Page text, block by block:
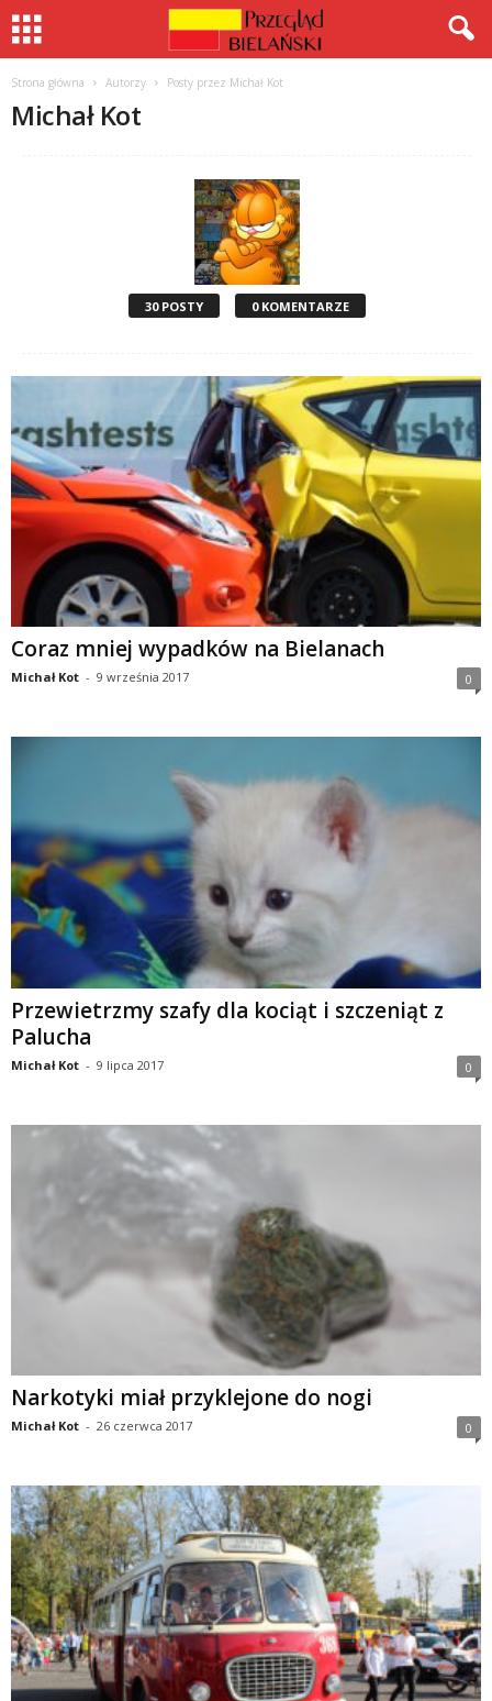
Strona główna Autorzy Posty przez Michał Kot
Michał Kot
30 POSTY 0 KOMENTARZE
Coraz mniej wypadków na Bielanach
Michał Kot - 9 września 2017 0
Przewietrzmy szafy dla kociąt i szczeniąt z
Palucha
Michał Kot - 9 lipca 2017 0
Narkotyki miał przyklejone do nogi
Michał Kot - 26 czerwca 2017 0